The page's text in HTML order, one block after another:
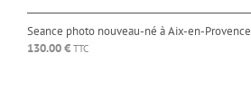
Seance photo nouveau-né à Aix-en-Provence
130.00€ TTC